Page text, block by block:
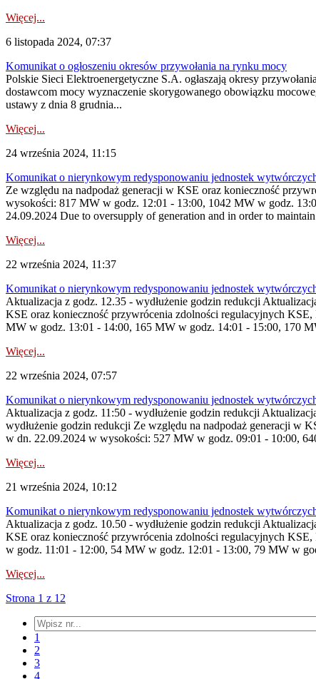
Więcej...
6 listopada 2024, 07:37
Komunikat o ogłoszeniu okresów przywołania na rynku mocy
Polskie Sieci Elektroenergetyczne S.A. ogłaszają okresy
dostawcom mocy wyznaczenie skorygowanego obowiązku
ustawy z dnia 8 grudnia...
Więcej...
24 września 2024, 11:15
Komunikat o nierynkowym redysponowaniu jednostek
Ze względu na nadpodaż generacji w KSE oraz konieczność
wysokości: 817 MW w godz. 12:01 - 13:00, 1042 MW w godz.
24.09.2024 Due to oversupply of generation and in order to
Więcej...
22 września 2024, 11:37
Komunikat o nierynkowym redysponowaniu jednostek
Aktualizacja z godz. 12.35 - wydłużenie godzin redukcji
KSE oraz konieczność przywrócenia zdolności regulacyjnych
MW w godz. 13:01 - 14:00, 165 MW w godz. 14:01 - 15:00, 170
Więcej...
22 września 2024, 07:57
Komunikat o nierynkowym redysponowaniu jednostek
Aktualizacja z godz. 11:50 - wydłużenie godzin redukcji
wydłużenie godzin redukcji Ze względu na nadpodaż generacji w
w dn. 22.09.2024 w wysokości: 527 MW w godz. 09:01 - 10:00,
Więcej...
21 września 2024, 10:12
Komunikat o nierynkowym redysponowaniu jednostek
Aktualizacja z godz. 10.50 - wydłużenie godzin redukcji
KSE oraz konieczność przywrócenia zdolności regulacyjnych
w godz. 11:01 - 12:00, 54 MW w godz. 12:01 - 13:00, 79 MW w
Więcej...
Strona 1 z 12
1
2
3
4